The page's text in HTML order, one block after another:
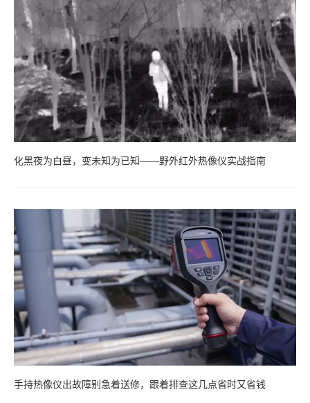
化黑夜为白昼，变未知为已知——野外红外热像仪实战指南
手持热像仪出故障别急着送修，跟着排查这几点省时又省钱